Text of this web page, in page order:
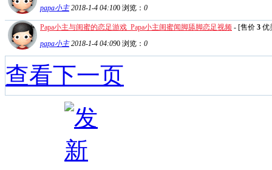
papa小主 2018-1-4 04:100 浏览： 0
Papa小主与闺蜜的恋足游戏_Papa小主闺蜜闻脚舔脚恋足视频 - [售价 3 优
papa小主 2018-1-4 04:090 浏览： 0
查看下一页